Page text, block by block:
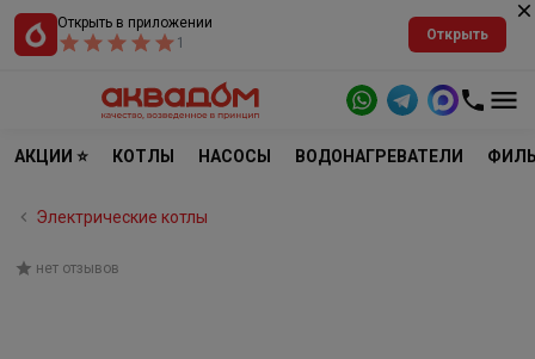
Открыть в приложении
1
Открыть
АКЦИИ ⭐ КОТЛЫ НАСОСЫ ВОДОНАГРЕВАТЕЛИ
Электрические котлы
нет отзывов